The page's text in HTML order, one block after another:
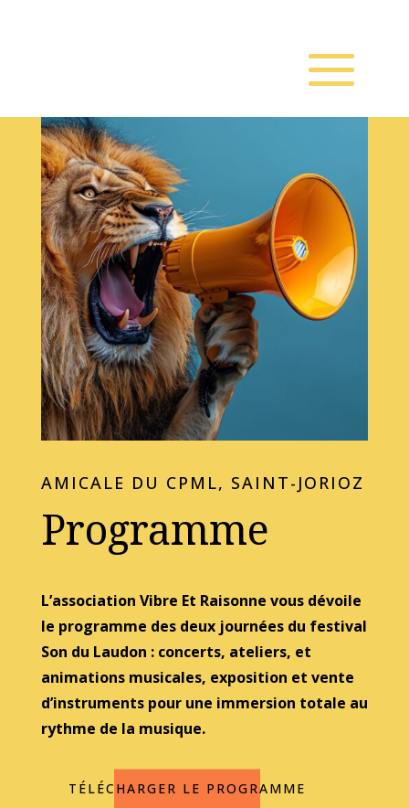
AMICALE DU CPML, SAINT-JORIOZ
Programme
L’association Vibre Et Raisonne vous dévoile
le programme des deux journées du festival
Son du Laudon : concerts, ateliers, et
animations musicales, exposition et vente
d’instruments pour une immersion totale au
rythme de la musique.
TÉLÉCHARGER LE PROGRAMME